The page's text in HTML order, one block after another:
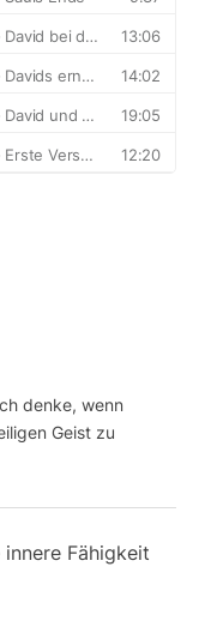
denke, wenn
Geist zu
innere Fähigkeit